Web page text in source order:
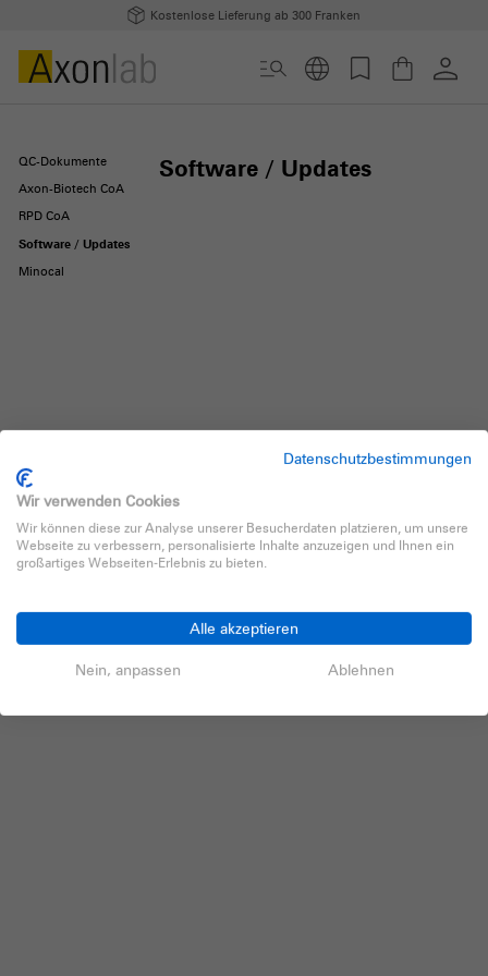
Kostenlose Lieferung ab 300 Franken
QC-Dokumente
Axon-Biotech CoA
RPD CoA
Software / Updates
Minocal
Software / Updates
Datenschutzbestimmungen
Wir verwenden Cookies
Wir können diese zur Analyse unserer Besucherdaten platzieren, um unsere
Webseite zu verbessern, personalisierte Inhalte anzuzeigen und Ihnen ein
großartiges Webseiten-Erlebnis zu bieten.
Alle akzeptieren
Nein, anpassen Ablehnen